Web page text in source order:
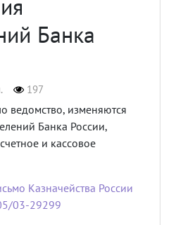
Банка
197
ведомство, изменяются
Банка России,
и кассовое
Казначейства России
03-29299